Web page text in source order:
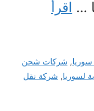
… اقرأ
, شركات شحن
لسوريا, شركة نقل